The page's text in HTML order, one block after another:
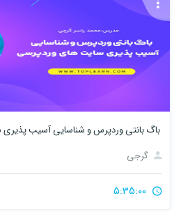
باگ بانتی وردپرس و شناسایی آسیب
گرجی